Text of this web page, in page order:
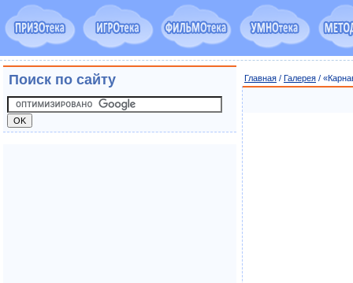
Главная / Галерея /
Поиск по сайту